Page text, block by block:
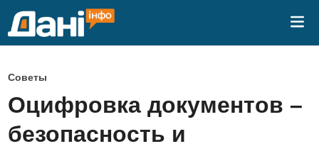
О
п
у
б
Советы
Оцифровка документов –
безопасность и